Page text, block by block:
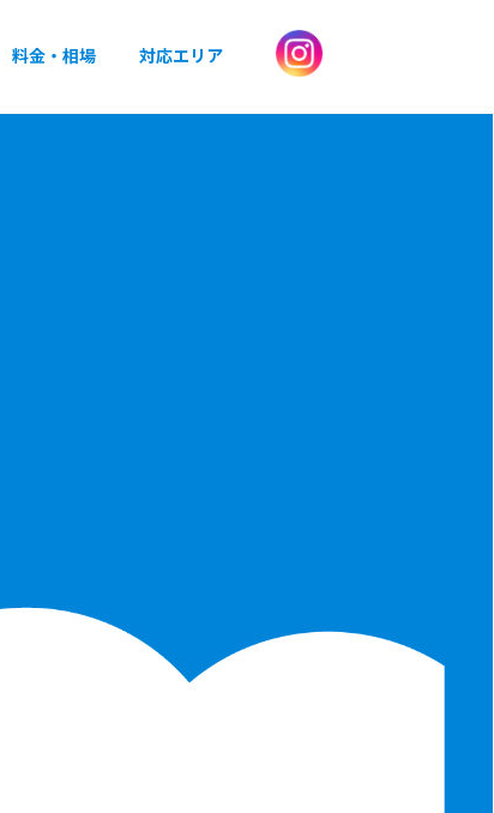
料金・相場 対応エリア